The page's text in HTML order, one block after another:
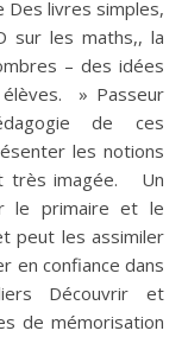
sur les maths,, la
– des idées
élèves. » Passeur
de ces
les notions
très imagée. Un
le primaire et le
peut les assimiler
en confiance dans
Découvrir et
de mémorisation